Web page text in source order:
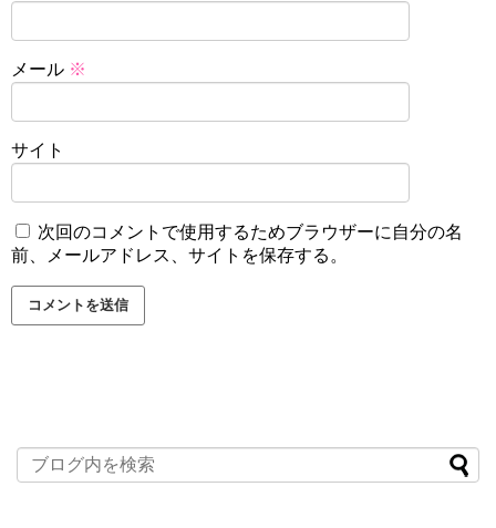
メール ※
サイト
次回のコメントで使用するためブラウザーに自分の名
前、メールアドレス、サイトを保存する。